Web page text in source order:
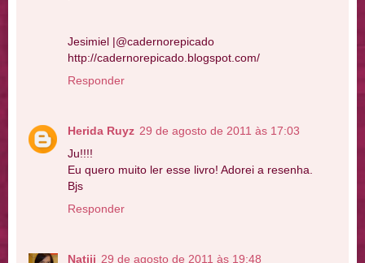
Jesimiel |@cadernorepicado
http://cadernorepicado.blogspot.com/
Responder
Herida Ruyz 29 de agosto de 2011 às 17:03
Ju!!!!
Eu quero muito ler esse livro! Adorei a resenha.
Bjs
Responder
Natiii 29 de agosto de 2011 às 19:48